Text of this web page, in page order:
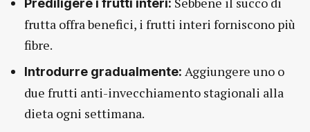
frutta offra benefici, i frutti interi forniscono più
fibre.
Introdurre gradualmente: Aggiungere uno o
due frutti anti-invecchiamento stagionali alla
dieta ogni settimana.